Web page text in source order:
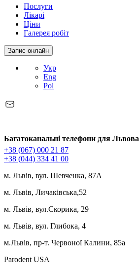
Послуги
Лікарі
Ціни
Галерея робіт
Запис онлайн
Укр
Eng
Pol
Багатоканальні телефони для Львова
+38 (067) 000 21 87
+38 (044) 334 41 00
м. Львів, вул. Шевченка, 87А
м. Львів, Личаківська,52
м. Львів, вул.Скорика, 29
м. Львів, вул. Глибока, 4
м.Львів, пр-т. Червоної Калини, 85а
Parodent USА